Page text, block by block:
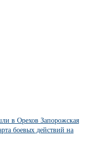
в Орехов Запорожская
боевых действий на